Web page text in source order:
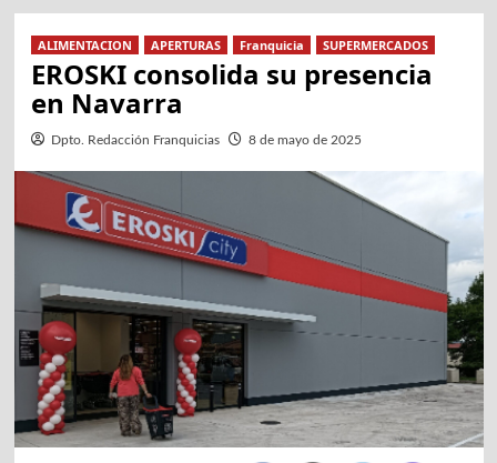
ALIMENTACION APERTURAS Franquicia SUPERMERCADOS
EROSKI consolida su presencia
en Navarra
Dpto. Redacción Franquicias 8 de mayo de 2025